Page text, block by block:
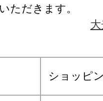
ただきます。
ショッピ